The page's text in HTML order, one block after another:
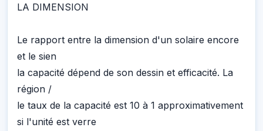
LA DIMENSION
Le rapport entre la dimension d'un solaire encore
et le sien
la capacité dépend de son dessin et efficacité. La
région /
le taux de la capacité est 10 à 1 approximativement
si l'unité est verre